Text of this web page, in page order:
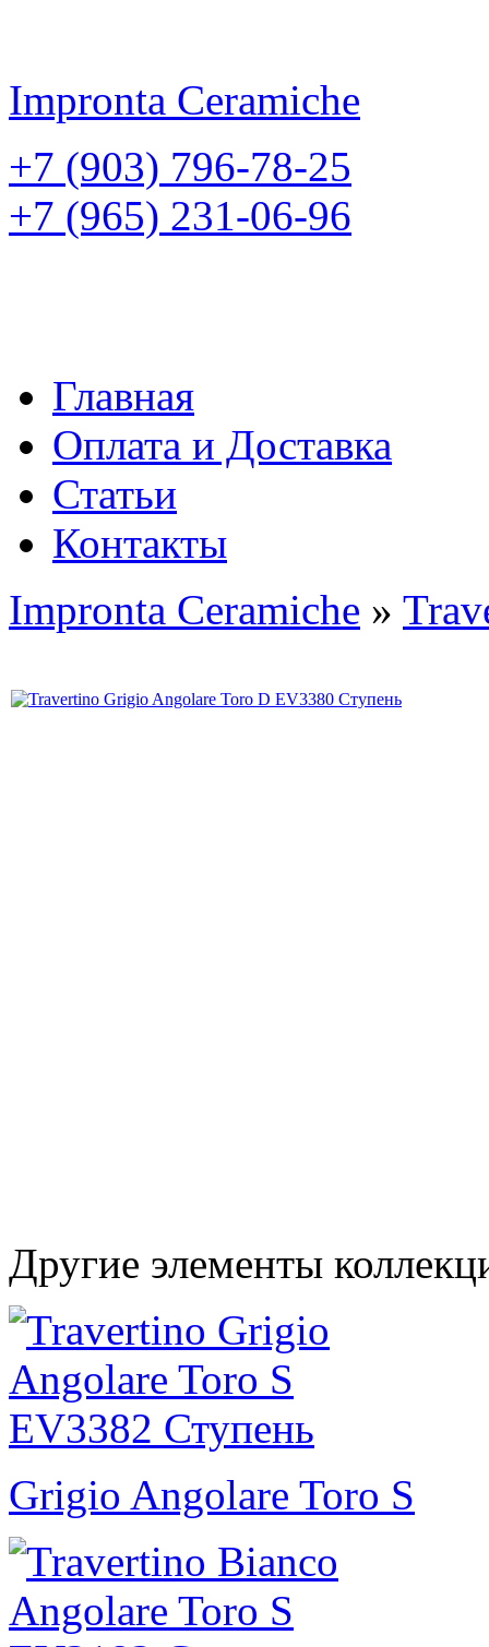
Impronta Ceramiche
+7 (903) 796-78-25
+7 (965) 231-06-96
Главная
Оплата и Доставка
Статьи
Контакты
Impronta Ceramiche »
Другие элементы
Grigio Angolare Toro S